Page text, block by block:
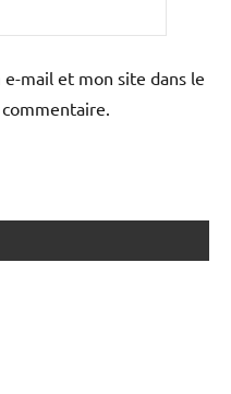
mail et mon site dans le